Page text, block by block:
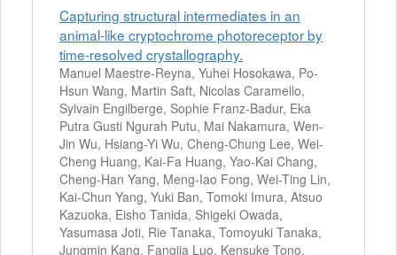
Capturing structural intermediates in an
animal-like cryptochrome photoreceptor by
time-resolved crystallography.
Manuel Maestre-Reyna, Yuhei Hosokawa, Po-
Hsun Wang, Martin Saft, Nicolas Caramello,
Sylvain Engilberge, Sophie Franz-Badur, Eka
Putra Gusti Ngurah Putu, Mai Nakamura, Wen-
Jin Wu, Hsiang-Yi Wu, Cheng-Chung Lee, Wei-
Cheng Huang, Kai-Fa Huang, Yao-Kai Chang,
Cheng-Han Yang, Meng-Iao Fong, Wei-Ting Lin,
Kai-Chun Yang, Yuki Ban, Tomoki Imura, Atsuo
Kazuoka, Eisho Tanida, Shigeki Owada,
Yasumasa Joti, Rie Tanaka, Tomoyuki Tanaka,
Jungmin Kang, Fangjia Luo, Kensuke Tono,